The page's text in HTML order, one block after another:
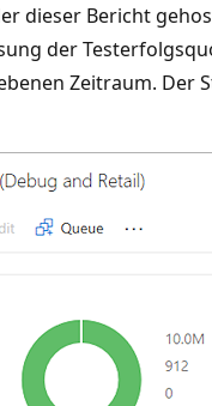
dieser Bericht
der
Zeitraum. Der